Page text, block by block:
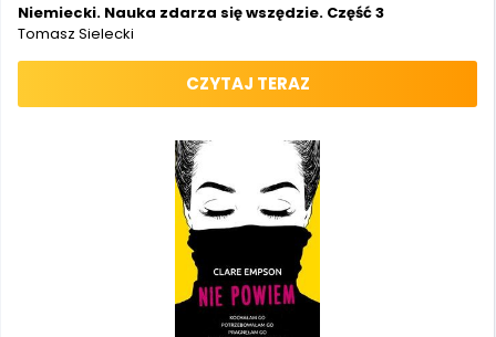
Niemiecki. Nauka zdarza się wszędzie. Część 3
Tomasz Sielecki
CZYTAJ TERAZ